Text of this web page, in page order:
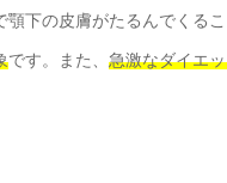
下の皮膚がたるんでくる
です。また、 急激なダイエ